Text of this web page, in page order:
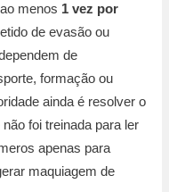
menos 1 vez por
de evasão ou
de
formação ou
ainda é resolver o
foi treinada para ler
apenas para
maquiagem de